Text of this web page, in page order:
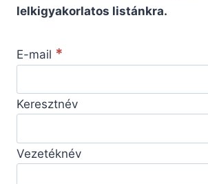
lelkigyakorlatos listánkra.
E-mail *
Keresztnév
Vezetéknév